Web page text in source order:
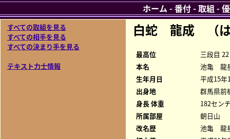
すべての取組を見る
すべての相手を見る
すべての決まり手を見る
テキスト力士情報
白蛇 龍成 （
最高位
三段目 22
本名
池亀 龍
生年月日
平成15年
出身地
群馬県前
身長 体重
182セン
所属部屋
朝日山
改名歴
池亀 龍
ホーム -番付-取組 -